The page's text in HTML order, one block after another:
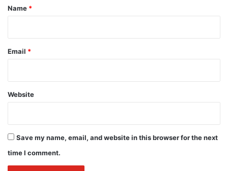
*
Name *
Email *
Website
Save my name, email, and website in this browser for the next
time I comment.